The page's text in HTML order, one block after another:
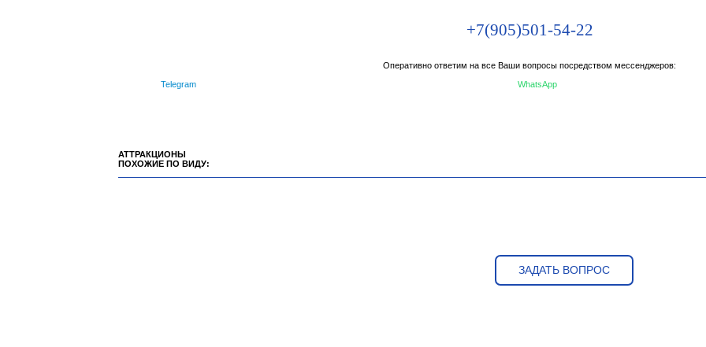
+7(905)501-54-22
Оперативно ответим на все Ваши вопросы посредством мессенджеров:
Telegram
WhatsApp
АТТРАКЦИОНЫ
ПОХОЖИЕ ПО ВИДУ:
ЗАДАТЬ ВОПРОС